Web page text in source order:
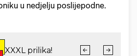
u nedjelju poslijepodne.